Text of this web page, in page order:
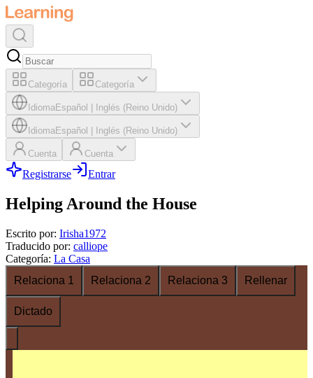
Categoría Categoría
IdiomaEspañol Inglés (Reino Unido)
IdiomaEspañol Inglés (Reino Unido)
Cuenta Cuenta
Registrarse Entrar
Helping Around the House
Escrito por: Irisha1972
Traducido por: calliope
Categoría: La Casa
Relaciona 1
Relaciona 2 Relaciona 3 Rellenar
Dictado